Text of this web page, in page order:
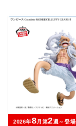
2026年8月第2週～登場